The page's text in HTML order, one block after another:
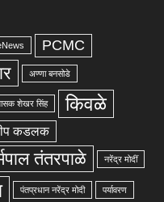
PCMC
अण्णा बनसोडे
शेखर सिंह किवळे
कडलक
तंतरपाळे नरेंद्र मोदीं
पंतप्रधान नरेंद्र मोदी पर्यावरण